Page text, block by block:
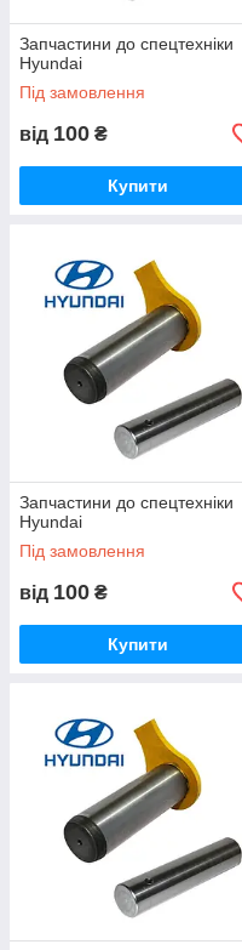
Запчастини до спецтехніки
Hyundai
Під замовлення
від 100 ₴
Купити
Запчастини до спецтехніки
Hyundai
Під замовлення
від 100 ₴
Купити